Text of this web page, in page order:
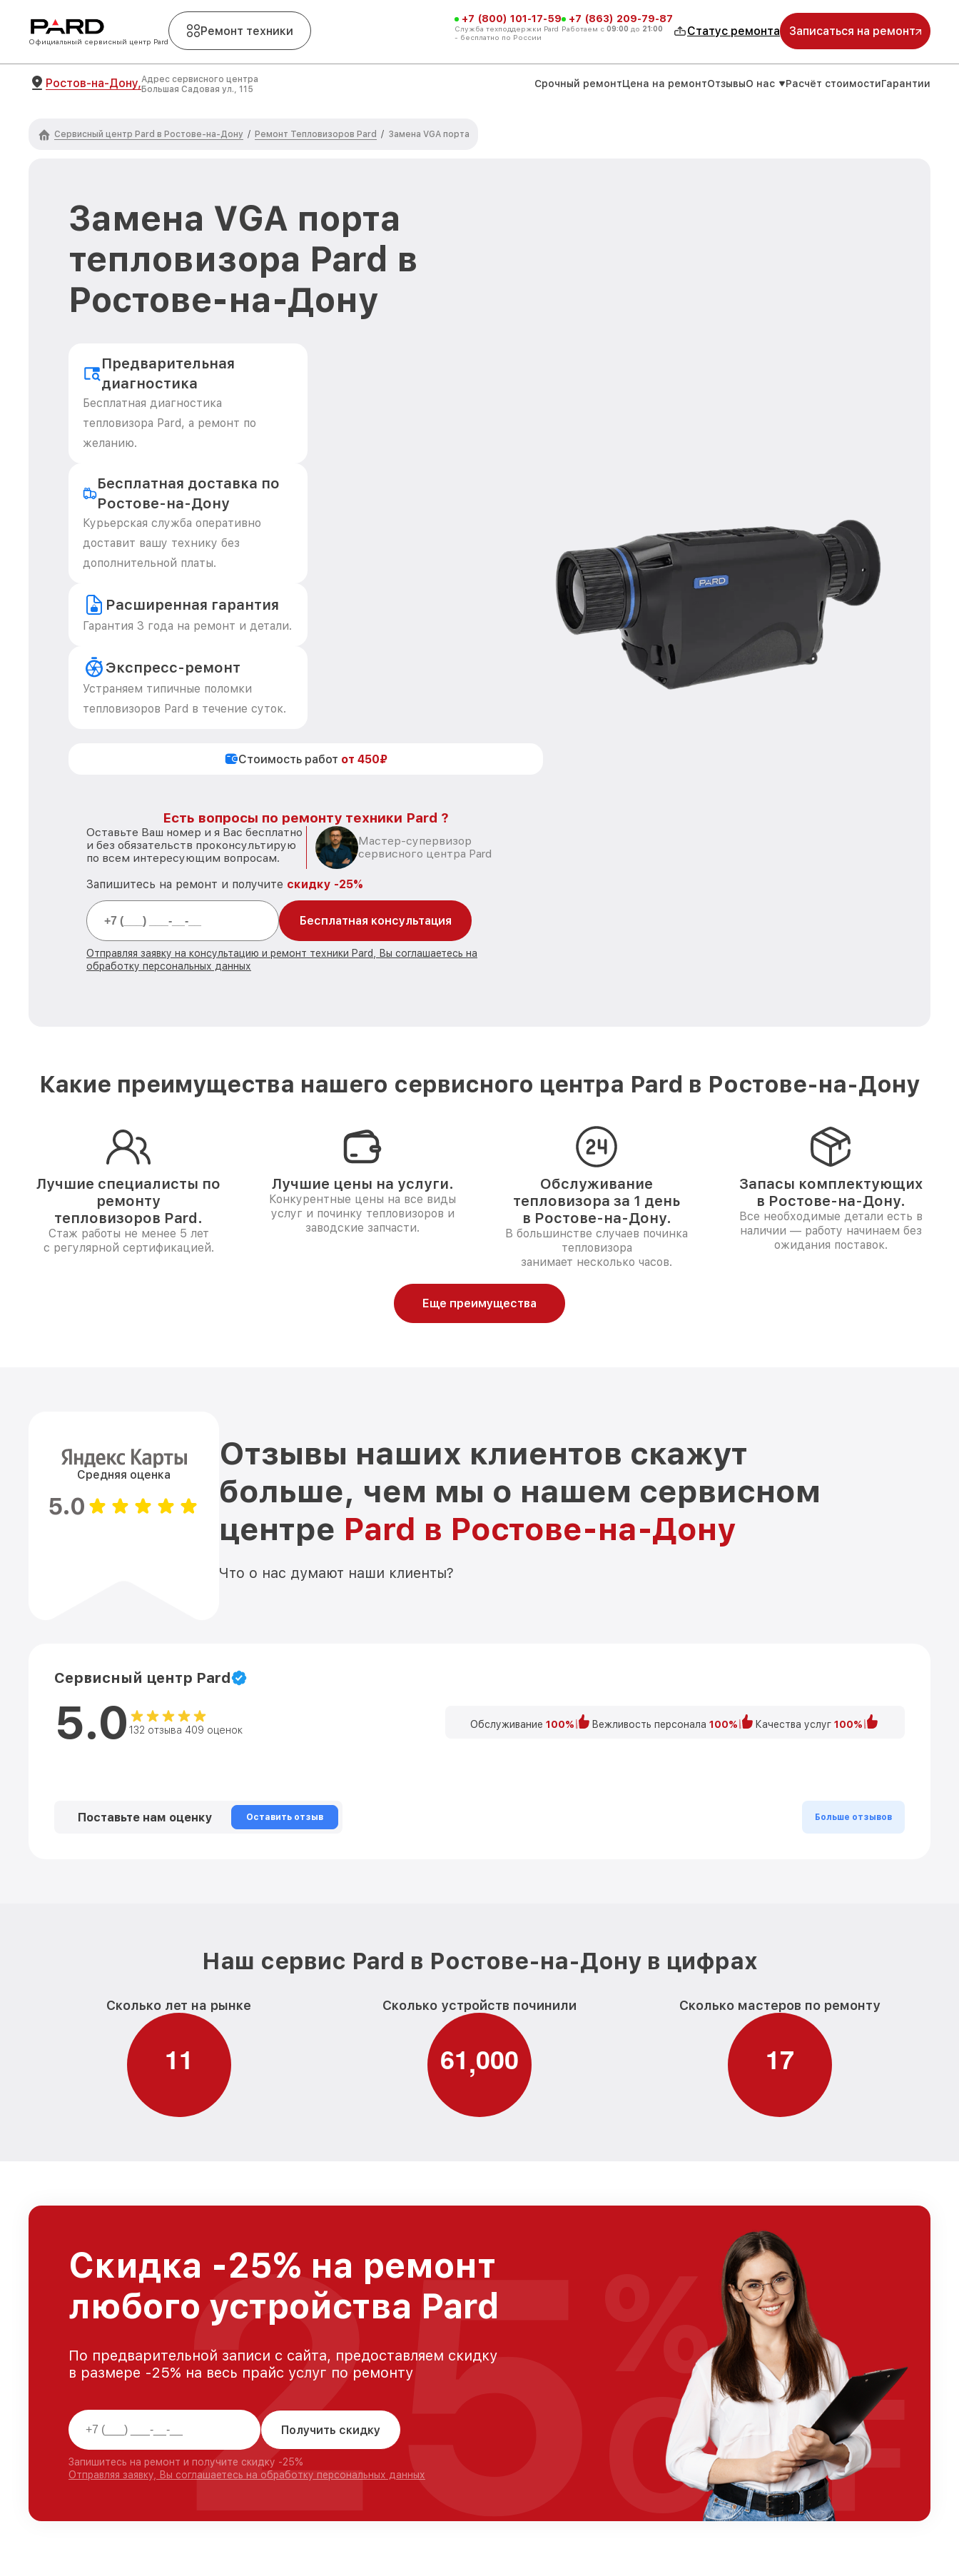
Официальный сервисный центр Pard
Ремонт техники
+7 (800) 101-17-59
Служба техподдержки Pard
- бесплатно по России
+7 (863) 209-79-87
Работаем с 09:00 до 21:00 Статус ремонта Записаться на ремонт
Ростов-на-Дону,Адрес сервисного центра
Большая Садовая ул., 115
Срочный ремонтЦена на ремонтОтзывыО нас Расчёт стоимостиГарантии
Сервисный центр Pard в Ростове-на-Дону / Ремонт Тепловизоров Pard / Замена VGA порта
Замена VGA порта
тепловизора Pard в
Ростове-на-Дону
Предварительная
диагностика
Бесплатная диагностика
тепловизора Pard, а ремонт по
желанию.
Бесплатная доставка по
Ростове-на-Дону
Курьерская служба оперативно
доставит вашу технику без
дополнительной платы.
Расширенная гарантия
Гарантия 3 года на ремонт и детали.
Экспресс-ремонт
Устраняем типичные поломки
тепловизоров Pard в течение суток.
Стоимость работ от 450₽
Есть вопросы по ремонту техники Pard ?
Оставьте Ваш номер и я Вас бесплатно
и без обязательств проконсультирую
по всем интересующим вопросам.
Мастер-супервизор
сервисного центра Pard
Запишитесь на ремонт и получите скидку -25%
Бесплатная консультация
Отправляя заявку на консультацию и ремонт техники Pard, Вы соглашаетесь на
обработку персональных данных
Какие преимущества нашего сервисного центра Pard в Ростове-на-Дону
Лучшие специалисты по
ремонту
тепловизоров Pard.
Стаж работы не менее 5 лет
с регулярной сертификацией.
Лучшие цены на услуги.
Конкурентные цены на все виды
услуг и починку тепловизоров и
заводские запчасти.
Обслуживание
тепловизора за 1 день
в Ростове-на-Дону.
В большинстве случаев починка
тепловизора
занимает несколько часов.
Запасы комплектующих
в Ростове-на-Дону.
Все необходимые детали есть в
наличии — работу начинаем без
ожидания поставок.
Еще преимущества
Средняя оценка
5.0
Отзывы наших клиентов скажут
больше, чем мы о нашем сервисном
центре Pard в Ростове-на-Дону
Что о нас думают наши клиенты?
Сервисный центр Pard
5.0 132 отзыва 409 оценок Обслуживание 100% Вежливость персонала 100% Качества услуг 100%
Поставьте нам оценку Оставить отзыв Больше отзывов
Наш сервис Pard в Ростове-на-Дону в цифрах
Сколько лет на рынке
11
Сколько устройств починили
61,000
Сколько мастеров по ремонту
17
Скидка -25% на ремонт
любого устройства Pard
По предварительной записи с сайта, предоставляем скидку
в размере -25% на весь прайс услуг по ремонту
Получить скидку
Запишитесь на ремонт и получите скидку -25%
Отправляя заявку, Вы соглашаетесь на обработку персональных данных
25 %
OFF